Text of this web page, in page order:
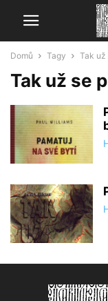
Domů Tagy Tak už
Tak už se